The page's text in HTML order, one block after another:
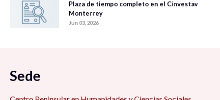
Plaza de tiempo completo en el Cinvestav
Monterrey
Jun 03, 2026
Sede